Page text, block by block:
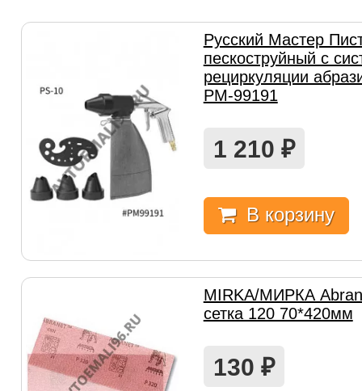
Русский Мастер
пескоструйный с
рециркуляции
РМ-99191
1 210 ₽
В корзину
MIRKA/МИРКА
сетка 120 70*420мм
130 ₽